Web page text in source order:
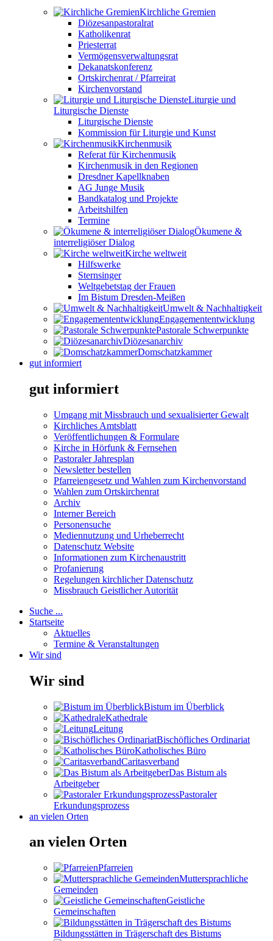
Kirchliche Gremien
Diözesanpastoralrat
Katholikenrat
Priesterrat
Vermögensverwaltungsrat
Dekanatskonferenz
Ortskirchenrat / Pfarreirat
Kirchenvorstand
Liturgie und
Liturgische Dienste
Liturgische Dienste
Kommission für Liturgie und Kunst
Kirchenmusik
Referat für Kirchenmusik
Kirchenmusik in den Regionen
Dresdner Kapellknaben
AG Junge Musik
Bandkatalog und Projekte
Arbeitshilfen
Termine
Ökumene &
interreligiöser Dialog
Kirche weltweit
Hilfswerke
Sternsinger
Weltgebetstag der Frauen
Im Bistum Dresden-Meißen
Umwelt & Nachhaltigkeit
Engagemententwicklung
Pastorale Schwerpunkte
Diözesanarchiv
Domschatzkammer
gut informiert
gut informiert
Umgang mit Missbrauch und sexualisierter Gewalt
Kirchliches Amtsblatt
Veröffentlichungen & Formulare
Kirche in Hörfunk & Fernsehen
Pastoraler Jahresplan
Newsletter bestellen
Pfarreiengesetz und Wahlen zum Kirchenvorstand
Wahlen zum Ortskirchenrat
Archiv
Interner Bereich
Personensuche
Mediennutzung und Urheberrecht
Datenschutz Website
Informationen zum Kirchenaustritt
Profanierung
Regelungen kirchlicher Datenschutz
Missbrauch Geistlicher Autorität
Suche ...
Startseite
Aktuelles
Termine & Veranstaltungen
Wir sind
Wir sind
Bistum im Überblick
Kathedrale
Leitung
Bischöfliches Ordinariat
Katholisches Büro
Caritasverband
Das Bistum als
Arbeitgeber
Pastoraler
Erkundungsprozess
an vielen Orten
an vielen Orten
Pfarreien
Muttersprachliche
Gemeinden
Geistliche
Gemeinschaften
Bildungsstätten in Trägerschaft des Bistums